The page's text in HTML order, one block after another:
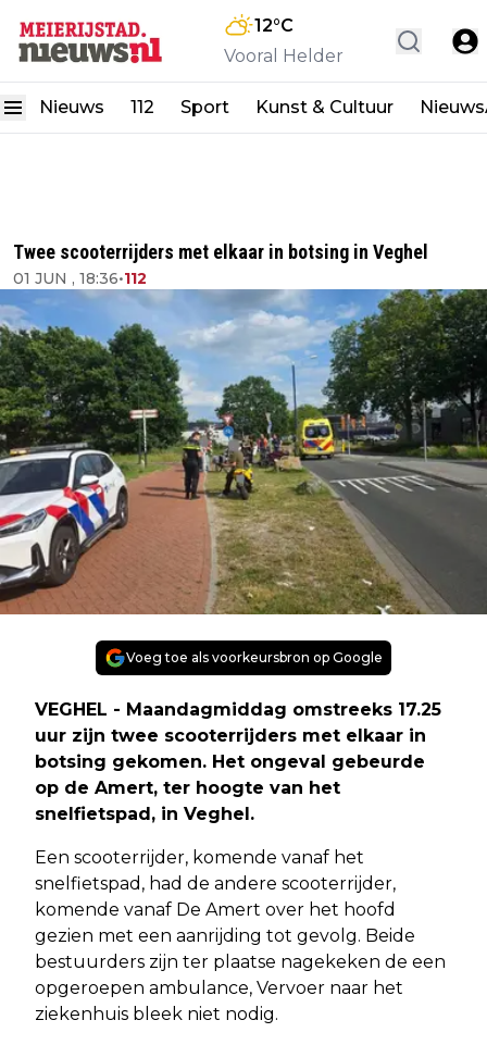
12°C
Vooral Helder
Nieuws 112 Sport Kunst & Cultuur
Twee scooterrijders met elkaar in botsing in Veghel
01 JUN , 18:36•112
Voeg toe als voorkeursbron op Google
VEGHEL - Maandagmiddag omstreeks 17.25
uur zijn twee scooterrijders met elkaar in
botsing gekomen. Het ongeval gebeurde
op de Amert, ter hoogte van het
snelfietspad, in Veghel.
Een scooterrijder, komende vanaf het
snelfietspad, had de andere scooterrijder,
komende vanaf De Amert over het hoofd
gezien met een aanrijding tot gevolg. Beide
bestuurders zijn ter plaatse nagekeken de een
opgeroepen ambulance, Vervoer naar het
ziekenhuis bleek niet nodig.